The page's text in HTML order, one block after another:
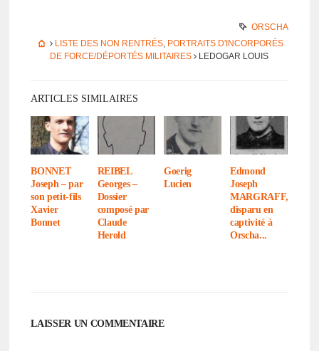
ORSCHA
LISTE DES NON RENTRÉS, PORTRAITS D'INCORPORÉS
DE FORCE/DÉPORTÉS MILITAIRES
LEDOGAR LOUIS
ARTICLES SIMILAIRES
BONNET
Joseph – par
son petit-fils
Xavier
Bonnet
REIBEL
Georges –
Dossier
composé par
Claude
Herold
Goerig
Lucien
Edmond
Joseph
MARGRAFF,
disparu en
capti­vité à
Orscha...
LAISSER UN COMMENTAIRE